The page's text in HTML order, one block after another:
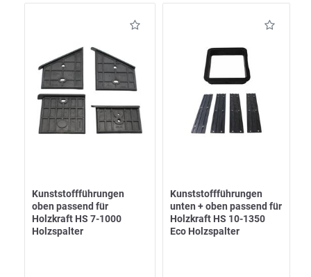
Kunststoffführungen
oben passend für
Holzkraft HS 7-1000
Holzspalter
Kunststoffführungen
unten + oben passend für
Holzkraft HS 10-1350
Eco Holzspalter